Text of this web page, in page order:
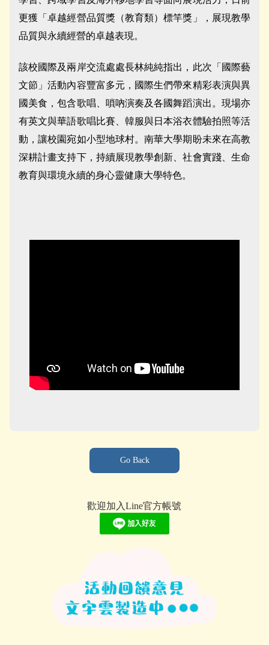
更獲「卓越經營品質獎（教育類）標竿獎」，展現教學
品質與永續經營的卓越表現。
該校國際及兩岸交流處處長林純純指出，此次「國際藝
文節」活動內容豐富多元，國際生們帶來精彩表演與異
國美食，包含歌唱、嗩吶演奏及各國舞蹈演出。現場亦
有英文與華語歌唱比賽、韓服與日本浴衣體驗拍照等活
動，讓校園宛如小型地球村。南華大學期盼未來在高教
深耕計畫支持下，持續展現教學創新、社會實踐、生命
教育與環境永續的身心靈健康大學特色。
Go Back
歡迎加入Line官方帳號